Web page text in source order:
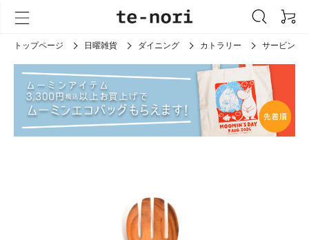
トップページ 日曜雑貨 ダイニング カトラリー サービング